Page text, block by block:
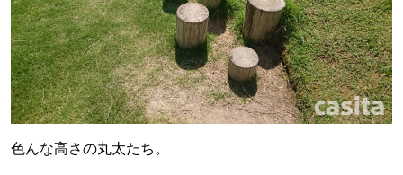
色んな高さの丸太たち。